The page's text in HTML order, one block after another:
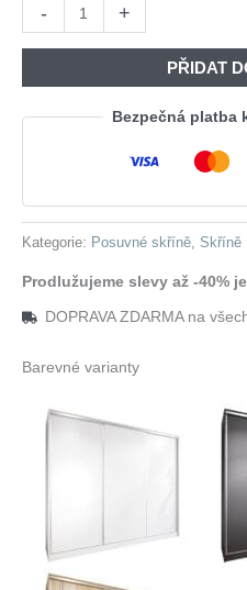
15
-
s
dveřmi
BRITTO
množství
+
PŘIDAT
Bezpečná platba
Kategorie: Posuvné skříně, Skříně
Prodlužujeme slevy až -40%
DOPRAVA ZDARMA na
Barevné varianty